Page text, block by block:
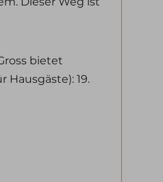
bietet
19.